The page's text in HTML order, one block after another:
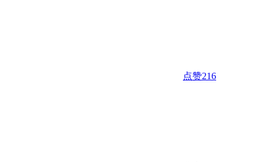
点赞216